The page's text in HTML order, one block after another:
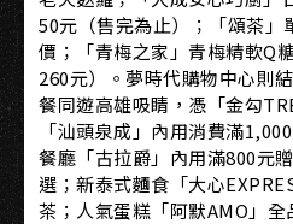
50元（售完為止）；「頌茶」
價；「青梅之家」青梅精軟Q
260元）。夢時代購物中心則
餐同遊高雄吸睛，憑「金勾
「汕頭泉成」內用消費滿
餐廳「古拉爵」內用滿800元
選；新泰式麵食「大心
茶；人氣蛋糕「阿默AMO」全